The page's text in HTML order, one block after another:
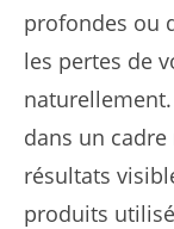
profondes ou
les pertes de
dans un
résultats
produits